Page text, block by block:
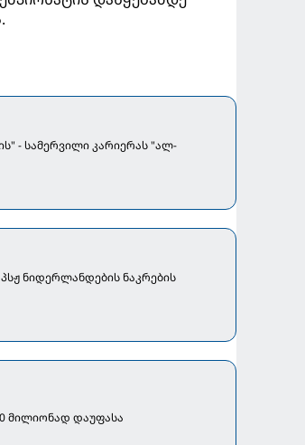
- სამერვილი კარიერას "ალ-
ნიდერლანდების ნაკრების
მილიონად დაუფასა